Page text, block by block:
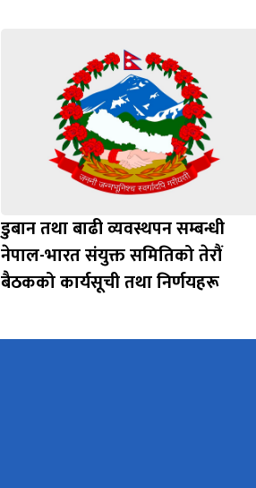
डुबान तथा बाढी व्यवस्थपन सम्बन्धी
नेपाल-भारत संयुक्त समितिको तेरौं
बैठकको कार्यसूची तथा निर्णयहरू